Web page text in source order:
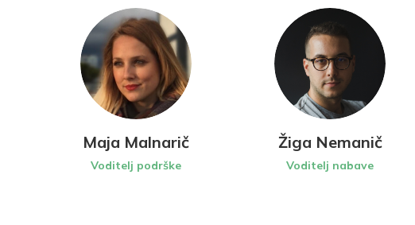
Maja Malnarič
Voditelj podrške
Žiga Nemanič
Voditelj nabave